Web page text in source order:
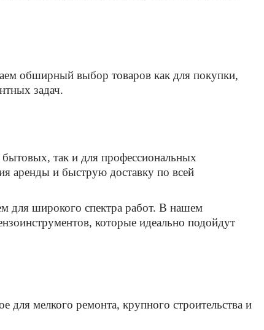
обширный выбор товаров как для покупки,
задач.
бытовых, так и для профессиональных
аренды и быструю доставку по всей
для широкого спектра работ. В нашем
которые идеально подойдут
мелкого ремонта, крупного строительства и